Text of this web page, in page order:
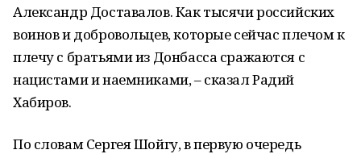
Александр Доставалов. Как тысячи российских
воинов и добровольцев, которые сейчас плечом к
плечу с братьями из Донбасса сражаются с
нацистами и наемниками, – сказал Радий
Хабиров.
По словам Сергея Шойгу, в первую очередь